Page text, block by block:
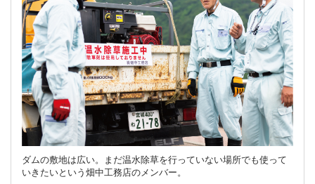
ダムの敷地は広い。まだ温水除草を行っていない場所でも使って
いきたいという畑中工務店のメンバー。